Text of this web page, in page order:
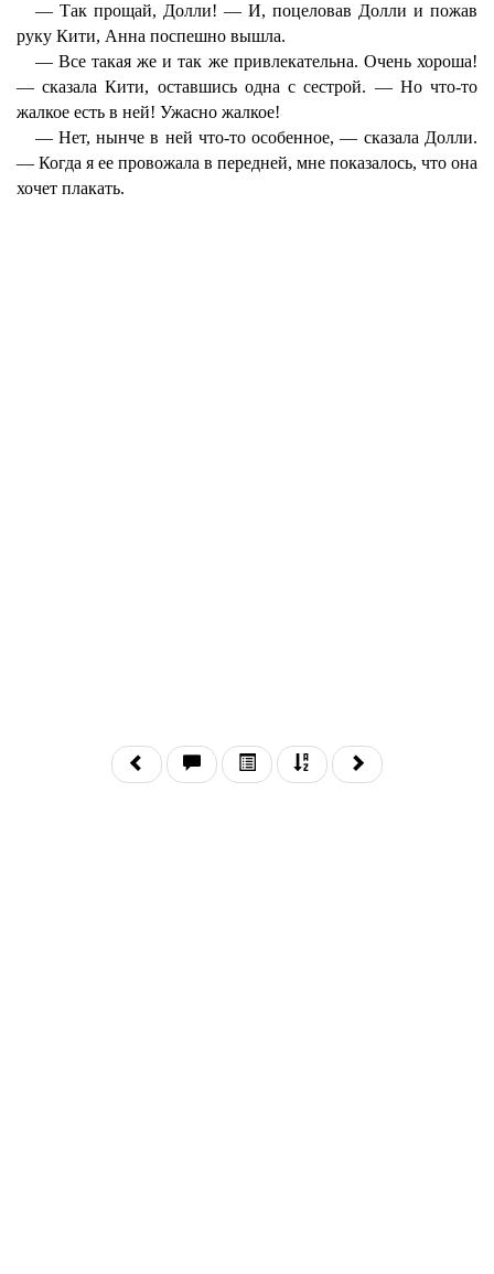
— Так прощай, Долли! — И, поцеловав Долли и пожав
руку Кити, Анна поспешно вышла.
— Все такая же и так же привлекательна. Очень хороша!
— сказала Кити, оставшись одна с сестрой. — Но что-то
жалкое есть в ней! Ужасно жалкое!
— Нет, нынче в ней что-то особенное, — сказала Долли.
— Когда я ее провожала в передней, мне показалось, что она
хочет плакать.